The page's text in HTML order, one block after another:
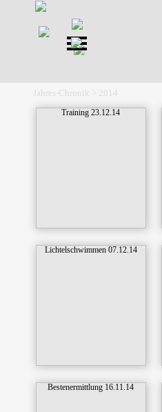
Direkt zum Seiteninhalt
Menü überspringen
Jahres-Chronik > 2014
Training 23.12.14
Lichtelschwimmen 07.12.14
Bestenermittlung 16.11.14